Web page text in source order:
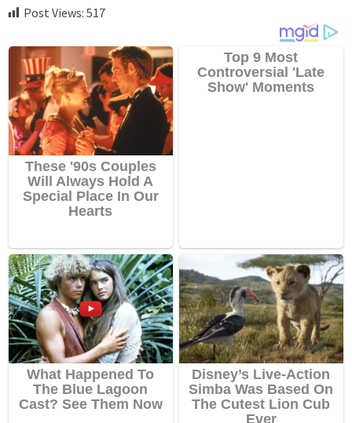
Post Views: 517